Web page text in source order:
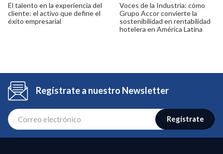
El talento en la experiencia del
cliente: el activo que define el
éxito empresarial
Voces de la Industria: cómo
Grupo Accor convierte la
sostenibilidad en rentabilidad
hotelera en América Latina
Regístrate a nuestro Newsletter
Regístrate